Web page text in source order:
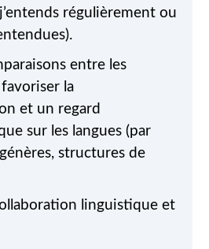
régulièrement ou
entre les
la
et un regard
sur les langues (par
structures de
linguistique et